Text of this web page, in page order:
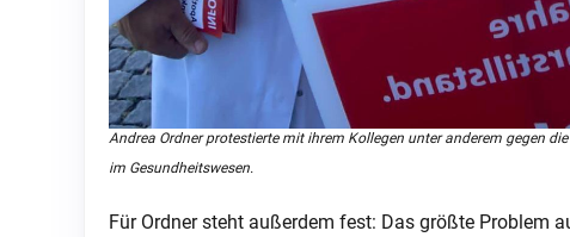
Andrea Ordner protestierte mit ihrem Kollegen unter anderem gegen
im Gesundheitswesen.
Für Ordner steht außerdem fest: Das größte Problem